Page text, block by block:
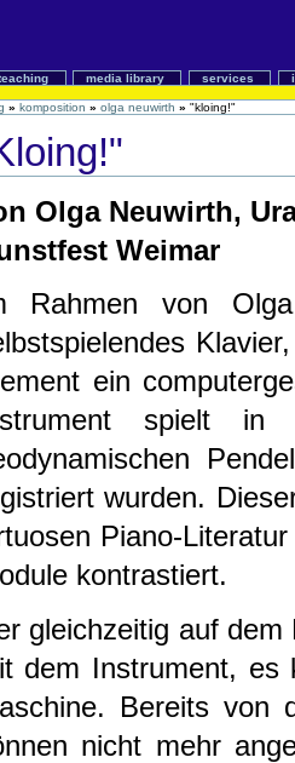
media library services
» komposition » olga neuwirth » "kloing!"
Olga Neuwirth,
Weimar
Rahmen von
ein
spielt in
wurden.
Piano-
kontrastiert.
gleichzeitig auf
dem Instrument, es
Bereits von
nicht mehr